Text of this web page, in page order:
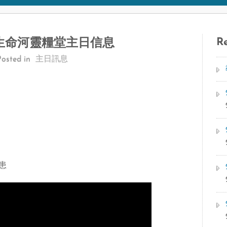
河靈糧堂主日信息
in 主日訊息